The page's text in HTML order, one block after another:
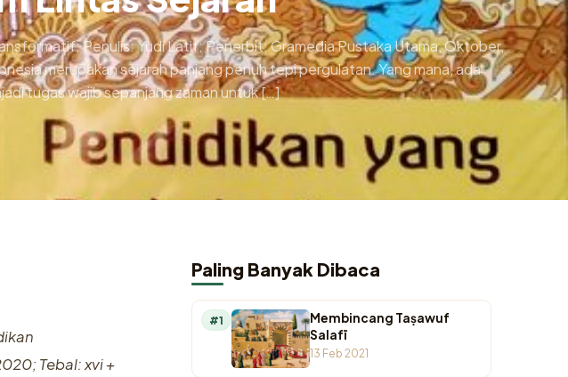
Penulis: Yudi Latif; Penerbit: Gramedia Pustaka Utama, Oktober,
merupakan sejarah panjang penuh tepi pergulatan. Yang mana, ada
tugas wajib sepanjang zaman untuk […]
Tebal: xvi +
Paling Banyak Dibaca
#1
Membincang Taṣawuf
Salafī
13 Feb 2021